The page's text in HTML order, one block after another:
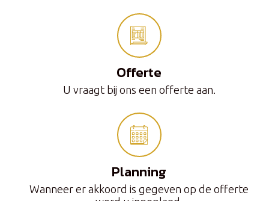
Offerte
U vraagt bij ons een offerte aan.
Planning
Wanneer er akkoord is gegeven op de offerte